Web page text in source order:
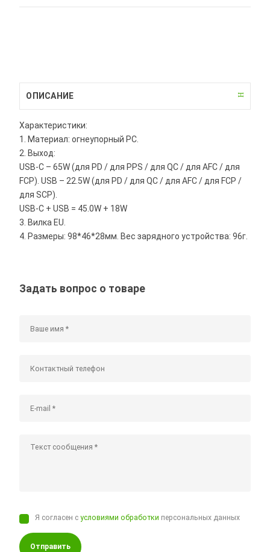
ОПИСАНИЕ
Характеристики:
1. Материал: огнеупорный PC.
2. Выход:
USB-C – 65W (для PD / для PPS / для QC / для AFC / для
FCP). USB – 22.5W (для PD / для QC / для AFC / для FCP /
для SCP).
USB-C + USB = 45.0W + 18W
3. Вилка EU.
4. Размеры: 98*46*28мм. Вес зарядного устройства: 96г.
Задать вопрос о товаре
Я согласен сусловиями обработки персональных данных
Отправить